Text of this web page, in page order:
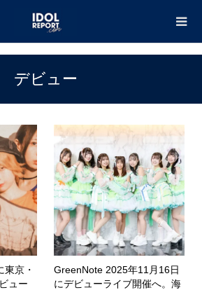
デビュー
京・
ュー
GreenNote 2025年11月16日
にデビューライブ開催へ。海